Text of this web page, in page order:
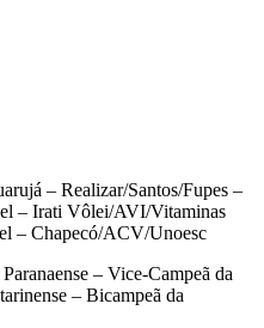
– Realizar/Santos/Fupes –
– Irati Vôlei/AVI/Vitaminas
– Chapecó/ACV/Unoesc
– Vice-Campeã da
– Bicampeã da